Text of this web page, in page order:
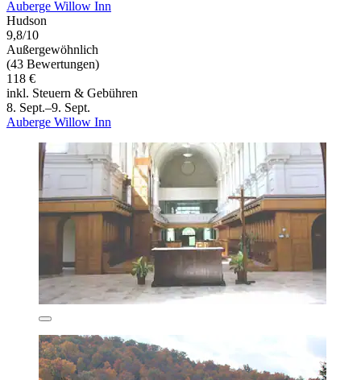
Auberge Willow Inn
Hudson
9,8/10
Außergewöhnlich
(43 Bewertungen)
118 €
inkl. Steuern & Gebühren
8. Sept.–9. Sept.
Auberge Willow Inn